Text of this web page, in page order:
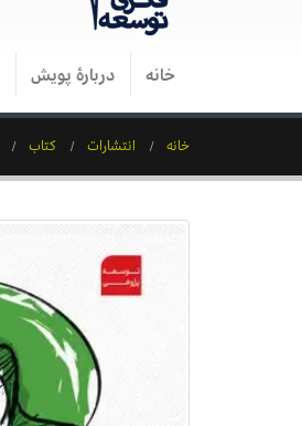
خانه دربارۀ پویش
خانه انتشارات کتاب